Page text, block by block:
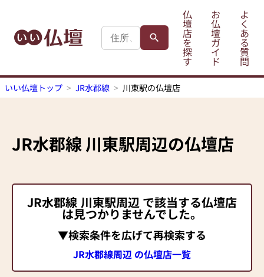
仏
壇
店
を
探
す
お
仏
壇
ガ
イ
ド
よ
く
あ
る
質
問
いい仏壇トップ JR水郡線 川東駅の仏壇店
JR水郡線川東駅周辺の仏壇店
JR水郡線 川東駅周辺 で該当する仏壇店
は見つかりませんでした。
▼検索条件を広げて再検索する
JR水郡線周辺 の仏壇店一覧